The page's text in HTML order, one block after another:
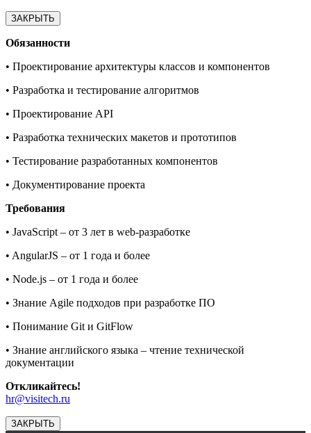
ЗАКРЫТЬ
Обязанности
• Проектирование архитектуры классов и компонентов
• Разработка и тестирование алгоритмов
• Проектирование API
• Разработка технических макетов и прототипов
• Тестирование разработанных компонентов
• Документирование проекта
Требования
• JavaScript – от 3 лет в web-разработке
• AngularJS – от 1 года и более
• Node.js – от 1 года и более
• Знание Agile подходов при разработке ПО
• Понимание Git и GitFlow
• Знание английского языка – чтение технической
документации
Откликайтесь!
hr@visitech.ru
ЗАКРЫТЬ